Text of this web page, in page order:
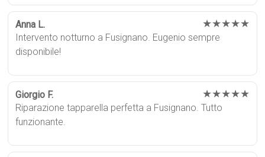
Anna L. ★★★★★
Intervento notturno a Fusignano. Eugenio sempre
disponibile!
Giorgio F. ★★★★★
Riparazione tapparella perfetta a Fusignano. Tutto
funzionante.